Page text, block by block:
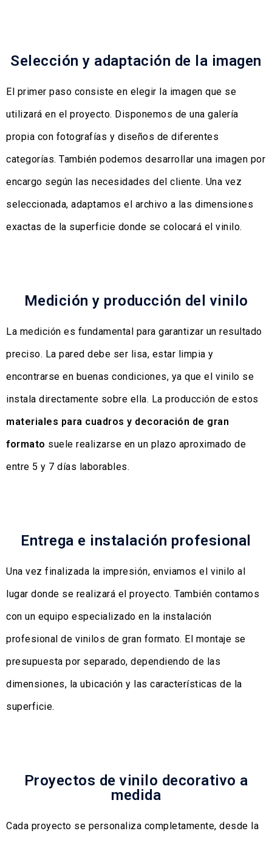
Selección y adaptación de la imagen
El primer paso consiste en elegir la imagen que se
utilizará en el proyecto. Disponemos de una galería
propia con fotografías y diseños de diferentes
categorías. También podemos desarrollar una imagen por
encargo según las necesidades del cliente. Una vez
seleccionada, adaptamos el archivo a las dimensiones
exactas de la superficie donde se colocará el vinilo.
Medición y producción del vinilo
La medición es fundamental para garantizar un resultado
preciso. La pared debe ser lisa, estar limpia y
encontrarse en buenas condiciones, ya que el vinilo se
instala directamente sobre ella. La producción de estos
materiales para cuadros y decoración de gran
formato suele realizarse en un plazo aproximado de
entre 5 y 7 días laborables.
Entrega e instalación profesional
Una vez finalizada la impresión, enviamos el vinilo al
lugar donde se realizará el proyecto. También contamos
con un equipo especializado en la instalación
profesional de vinilos de gran formato. El montaje se
presupuesta por separado, dependiendo de las
dimensiones, la ubicación y las características de la
superficie.
Proyectos de vinilo decorativo a
medida
Cada proyecto se personaliza completamente, desde la